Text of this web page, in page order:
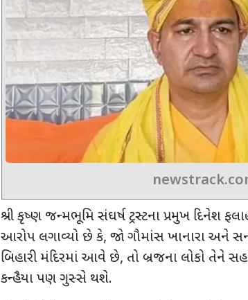
શ્રી કૃષ્ણ જન્મભૂમિ સંઘર્ષ ટ્રસ્ટના પ્રમુખ દિનેશ
આરોપ લગાવ્યો છે કે, જો ગૌમાંસ ખાનારા અને
બિહારી મંદિરમાં આવે છે, તો બ્રજના લોકો તેને
કન્હૈયા પણ ગુસ્સે થશે.